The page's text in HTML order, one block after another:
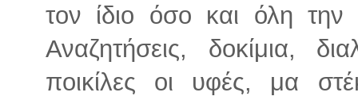
τον ίδιο όσο και όλη
Αναζητήσεις, δοκίμια,
ποικίλες οι υφές, μα